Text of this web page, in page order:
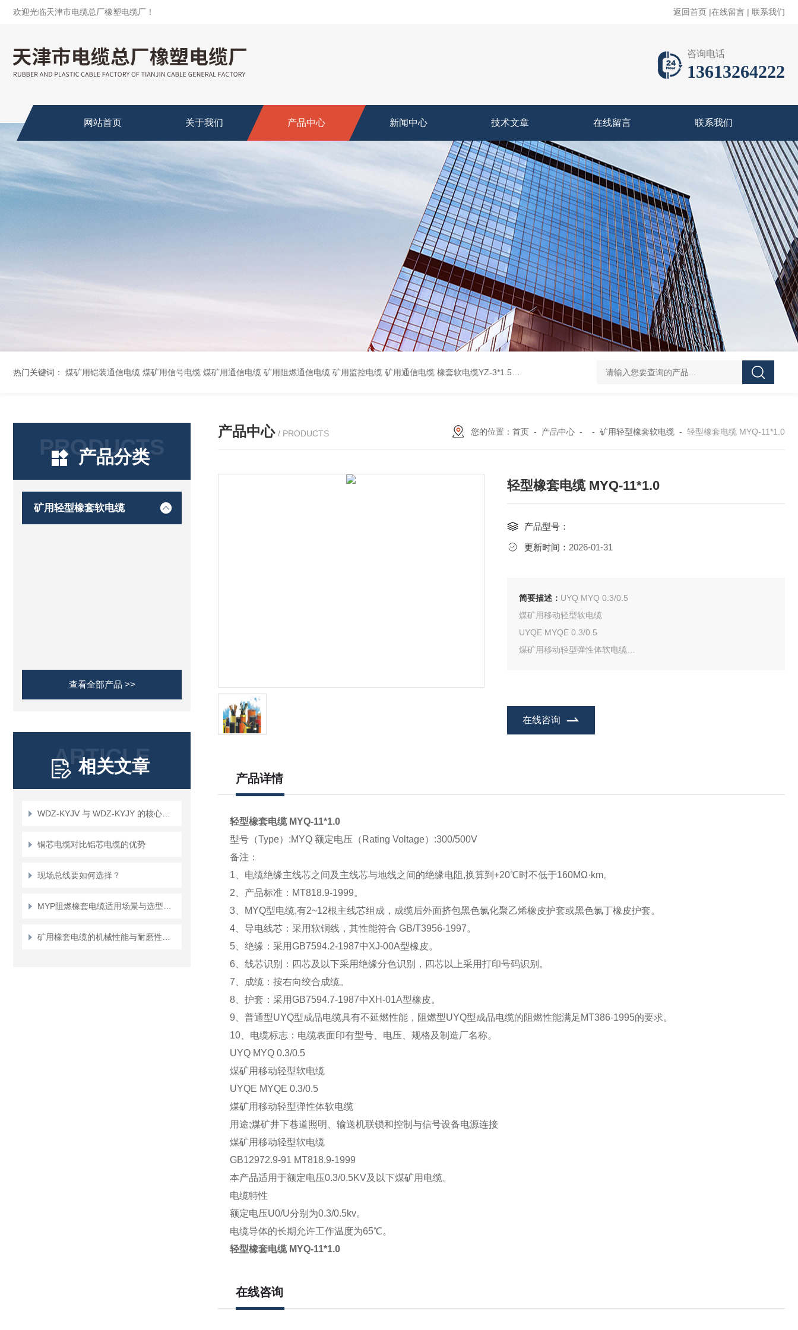
欢迎光临天津市电缆总厂橡塑电缆厂！ 返回首页 |在线留言 | 联系我们
咨询电话
13613264222
网站首页 关于我们 产品中心 新闻中心 技术文章 在线留言 联系我们
热门关键词： 煤矿用铠装通信电缆 煤矿用信号电缆 煤矿用通信电缆 矿用阻燃通信电缆 矿用监控电缆 矿用通信电缆 橡套软电缆YZ-3*1.5+1 YCW橡胶电缆3*10+1*6 船用橡套软电缆CEFR-3*2.5 煤矿用移动橡套软电缆MY3*4+1*4 阻燃屏蔽计算机电缆ZR-DJYPVP 2*2*0.75 ZR-DJYVP阻燃计算机电缆3*2*1.0 矿用阻燃控制电缆MKYJV-3*1.5 铠装阻燃矿用控制电缆MKYJV32 MKYJVP22矿用屏蔽铠装控制电缆 防水橡套扁电缆JHSB-3*4 专业厂家 MY-0.38/0.66kv矿用阻燃橡套电缆
PRODUCTS
产品分类
矿用轻型橡套软电缆
查看全部产品 >>
ARTICLE
相关文章
铜芯电缆对比铝芯电缆的优势
现场总线要如何选择？
产品中心 / PRODUCTS 您的位置： 首页 - 产品中心 - - 矿用轻型橡套软电缆 - 轻型橡套电缆 MYQ-11*1.0
轻型橡套电缆 MYQ-11*1.0
产品型号：
更新时间： 2026-01-31
简要描述： UYQ MYQ 0.3/0.5
煤矿用移动轻型软电缆
UYQE MYQE 0.3/0.5
煤矿用移动轻型弹性体软电缆
在线咨询
产品详情
轻型橡套电缆 MYQ-11*1.0
型号（Type）:MYQ 额定电压（Rating Voltage）:300/500V
备注：
1、电缆绝缘主线芯之间及主线芯与地线之间的绝缘电阻,换算到+20℃时不低于160MΩ·km。
2、产品标准：MT818.9-1999。
3、MYQ型电缆,有2~12根主线芯组成，成缆后外面挤包黑色氯化聚乙烯橡皮护套或黑色氯丁橡皮护套。
4、导电线芯：采用软铜线，其性能符合 GB/T3956-1997。
5、绝缘：采用GB7594.2-1987中XJ-00A型橡皮。
6、线芯识别：四芯及以下采用绝缘分色识别，四芯以上采用打印号码识别。
7、成缆：按右向绞合成缆。
8、护套：采用GB7594.7-1987中XH-01A型橡皮。
9、普通型UYQ型成品电缆具有不延燃性能，阻燃型UYQ型成品电缆的阻燃性能满足MT386-1995的要求。
10、电缆标志：电缆表面印有型号、电压、规格及制造厂名称。
UYQ MYQ 0.3/0.5
煤矿用移动轻型软电缆
UYQE MYQE 0.3/0.5
煤矿用移动轻型弹性体软电缆
用途;煤矿井下巷道照明、输送机联锁和控制与信号设备电源连接
煤矿用移动轻型软电缆
GB12972.9-91 MT818.9-1999
本产品适用于额定电压0.3/0.5KV及以下煤矿用电缆。
电缆特性
额定电压U0/U分别为0.3/0.5kv。
电缆导体的长期允许工作温度为65℃。
轻型橡套电缆 MYQ-11*1.0
在线咨询